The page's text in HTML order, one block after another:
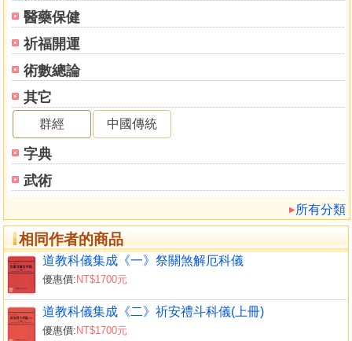
醫藥保健
祈福開運
術數總論
其它
群經 中國傳統
字典
武術
所有分類
相同作者的商品
道教科儀集成《一》祭關煞解厄科儀
優惠價: NT$1700元
道教科儀集成《二》祈安禮斗科儀(上冊)
優惠價: NT$1700元